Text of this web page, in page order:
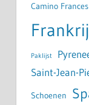
Camino Frances
Paklijst
Saint-Jean-
Schoenen